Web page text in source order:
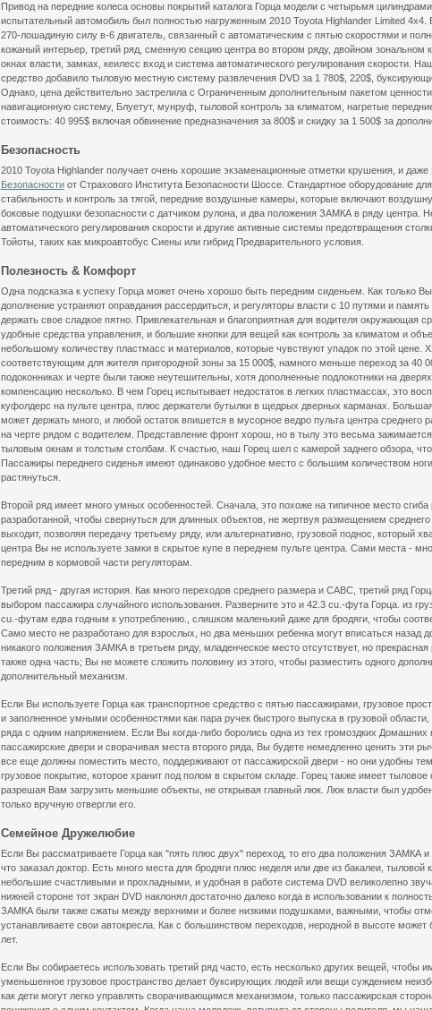
Привод на передние колеса основы покрытий каталога Горца модели с четырьмя
испытательный автомобиль был полностью нагруженным 2010 Toyota Highlander Limited 4x4.
270-лошадиную силу в-6 двигатель, связанный с автоматическим с пятью скоростями и
кожаный интерьер, третий ряд, сменную секцию центра во втором ряду, двойном зональном
окнах власти, замках, кеилесс вход и система автоматического регулирования скорости.
средство добавило тыловую местную систему развлечения DVD за 1 780$, 220$,
Однако, цена действительно застрелила с Ограниченным дополнительным пакетом
навигационную систему, Блуетут, мунруф, тыловой контроль за климатом, нагретые
стоимость: 40 995$ включая обвинение предназначения за 800$ и скидку за 1 500$ за
Безопасность
2010 Toyota Highlander получает очень хорошие экзаменационные отметки крушения, и даже
Безопасностиот Страхового Института Безопасности Шоссе. Стандартное оборудование
стабильность и контроль за тягой, передние воздушные камеры, которые включают
боковые подушки безопасности с датчиком рулона, и два положения ЗАМКА в ряду центра.
автоматического регулирования скорости и другие активные системы предотвращения
Тойоты, таких как микроавтобус Сиены или гибрид Предварительного условия.
Полезность & Комфорт
Одна подсказка к успеху Горца может очень хорошо быть передним сиденьем. Как только
дополнение устраняют оправдания рассердиться, и регуляторы власти с 10 путями и
держать свое сладкое пятно. Привлекательная и благоприятная для водителя окружающая
удобные средства управления, и большие кнопки для вещей как контроль за климатом и
небольшому количеству пластмасс и материалов, которые чувствуют упадок по этой цене.
соответствующим для жителя пригородной зоны за 15 000$, намного меньше переход за 40
подоконниках и черте были также неутешительны, хотя дополненные подлокотники на
компенсацию несколько. В чем Горец испытывает недостаток в легких пластмассах, это
куфолдерс на пульте центра, плюс держатели бутылки в щедрых дверных карманах.
может держать много, и любой остаток впишется в мусорное ведро пульта центра среднего
на черте рядом с водителем. Представление фронт хорош, но в тылу это весьма
тыловым окнам и толстым столбам. К счастью, наш Горец шел с камерой заднего обзора,
Пассажиры переднего сиденья имеют одинаково удобное место с большим количеством
растянуться.
Второй ряд имеет много умных особенностей. Сначала, это похоже на типичное место сгиба
разработанной, чтобы свернуться для длинных объектов, не жертвуя размещением
выходит, позволяя передачу третьему ряду, или альтернативно, грузовой поднос, который
центра Вы не используете замки в скрытое купе в переднем пульте центра. Сами места -
передним в кормовой части регуляторам.
Третий ряд - другая история. Как много переходов среднего размера и САВС, третий ряд
выбором пассажира случайного использования. Разверните это и 42.3 cu.-фута Горца. из
cu.-футам едва годным к употреблению., слишком маленький даже для бродяги, чтобы
Само место не разработано для взрослых, но два меньших ребенка могут вписаться назад
никакого положения ЗАМКА в третьем ряду, младенческое место отсутствует, но
также одна часть; Вы не можете сложить половину из этого, чтобы разместить одного
дополнительный механизм.
Если Вы используете Горца как транспортное средство с пятью пассажирами, грузовое
и заполненное умными особенностями как пара ручек быстрого выпуска в грузовой
ряда с одним напряжением. Если Вы когда-либо боролись одна из тех громоздких Домашних
пассажирские двери и сворачивая места второго ряда, Вы будете немедленно ценить эти
все еще должны поместить место, поддерживают от пассажирской двери - но они удобны
грузовое покрытие, которое хранит под полом в скрытом складе. Горец также имеет тыловое
разрешая Вам загрузить меньшие объекты, не открывая главный люк. Люк власти был
только вручную отвергли его.
Семейное Дружелюбие
Если Вы рассматриваете Горца как "пять плюс двух" переход, то его два положения ЗАМКА и
что заказал доктор. Есть много места для бродяги плюс неделя или две из бакалеи,
небольшие счастливыми и прохладными, и удобная в работе система DVD великолепно
нижней стороне тот экран DVD наклонял достаточно далеко когда в использовании к
ЗАМКА были также сжаты между верхними и более низкими подушками, важными, чтобы
устанавливаете свои автокресла. Как с большинством переходов, неродной в высоте
лет.
Если Вы собираетесь использовать третий ряд часто, есть несколько других вещей, чтобы
уменьшенное грузовое пространство делает буксирующих людей или вещи суждением
как дети могут легко управлять сворачивающимся механизмом, только пассажирская